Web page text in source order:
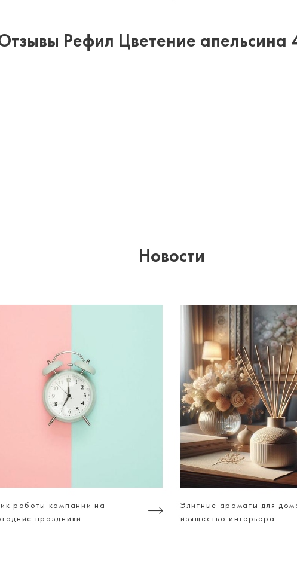
Рефил Цветение апельсина
Новости
работы компании на
праздники
Элитные ароматы для
изящество интерьера